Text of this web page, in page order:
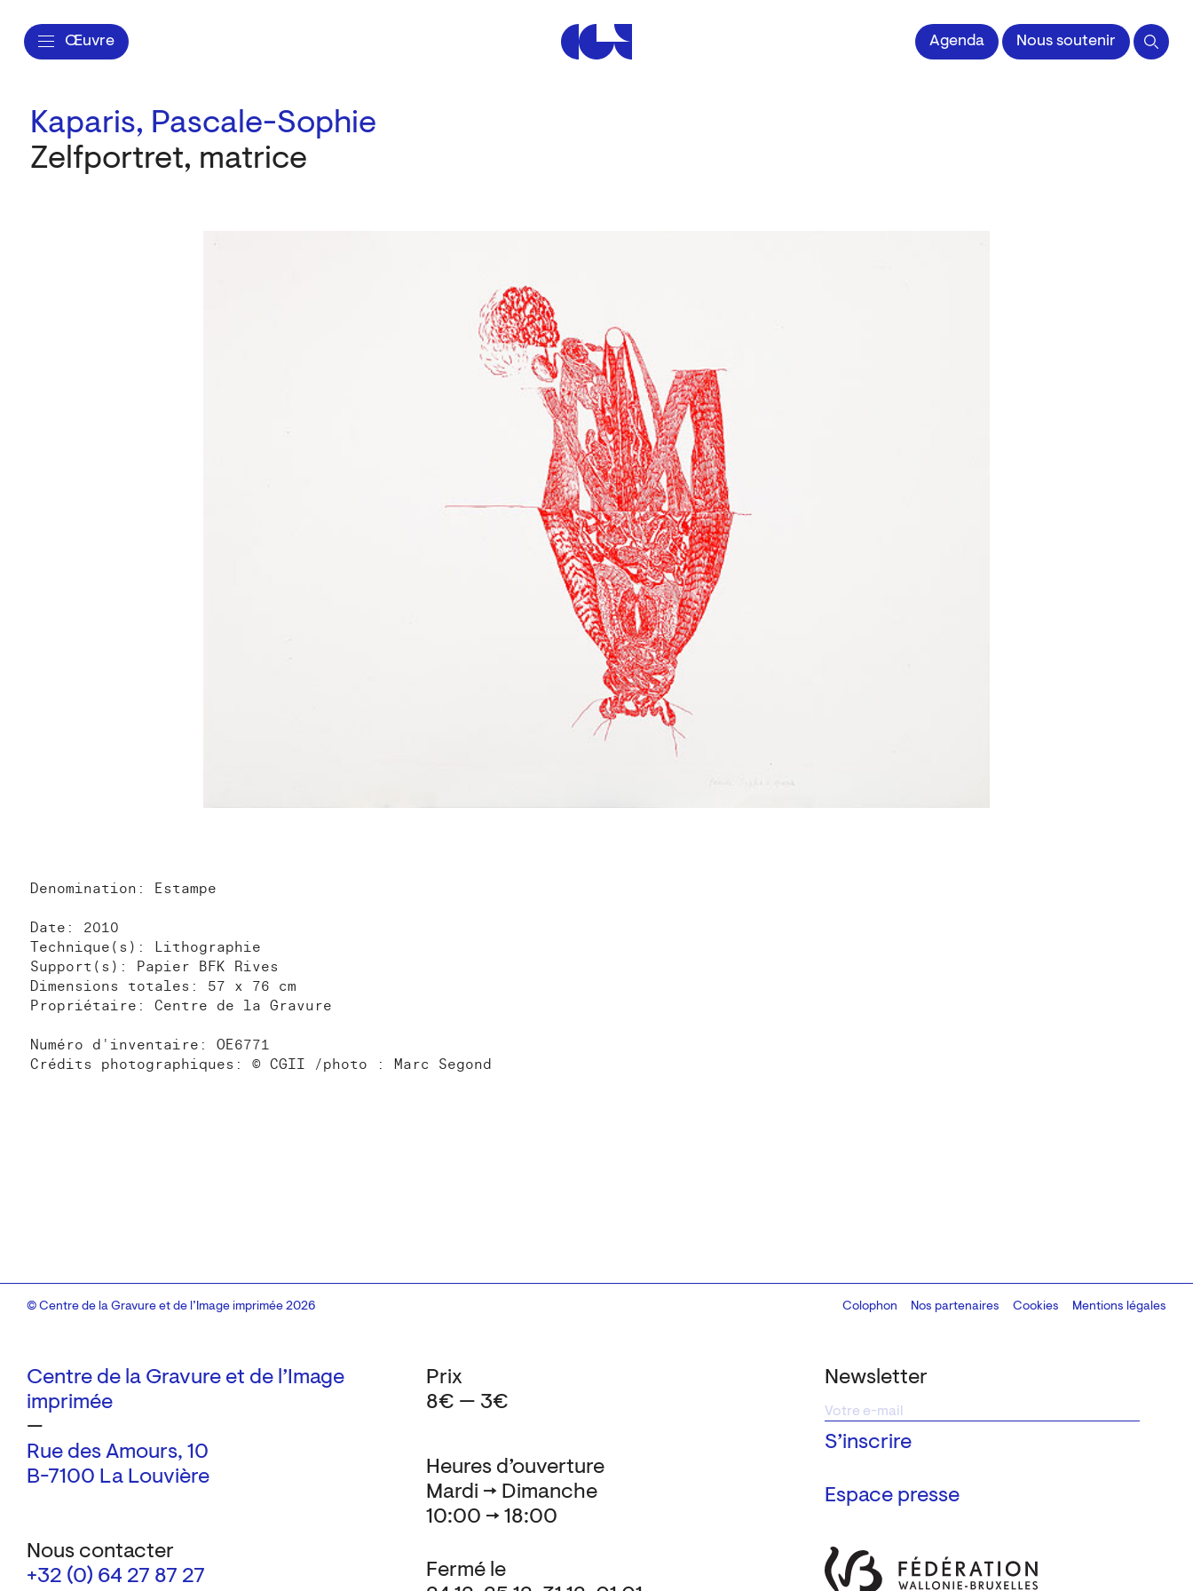
Œuvre Centre de la Gravure et de l'Image impriméeAgenda Nous soutenir
Kaparis, Pascale-Sophie
Zelfportret, matrice
Denomination: Estampe
Date: 2010
Technique(s): Lithographie
Support(s): Papier BFK Rives
Dimensions totales: 57 x 76 cm
Propriétaire: Centre de la Gravure
Numéro d'inventaire: OE6771
Crédits photographiques: © CGII /photo : Marc Segond
Centre de la Gravure et de l’Image
imprimée
—
Rue des Amours, 10
B-7100 La Louvière
Nous contacter
+32 (0) 64 27 87 27
Newsletter
Espace presse
Heures d’ouverture
Mardi → Dimanche
10:00 → 18:00
Fermé le
Prix
8€ — 3€
© Centre de la Gravure et de l’Image imprimée 2026 Colophon
Design:Marcel Kaczmarek, code:8080.studio
Nos partenaires Cookies Mentions légales